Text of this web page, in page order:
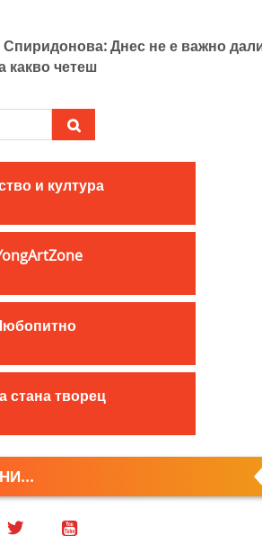
Спиридонова: Днес не е важно
какво четеш
e
a
r
h
o
:
и култура
стана творец